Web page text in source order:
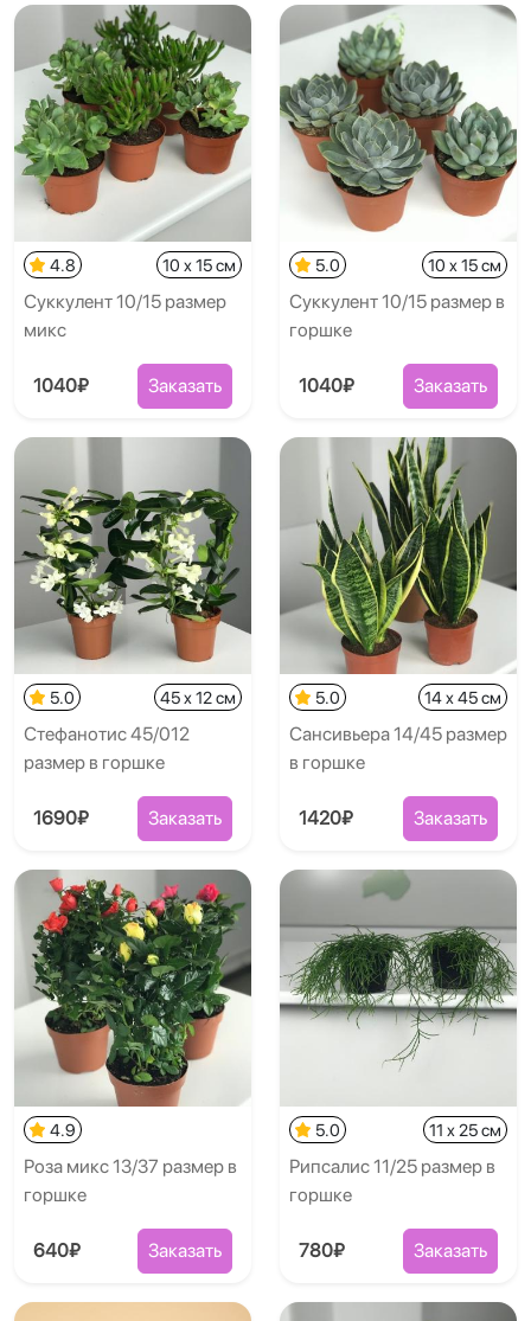
4.8 10 x 15 см
Суккулент 10/15 размер
микс
1040₽ Заказать
5.0 10 x 15 см
Суккулент 10/15 размер в
горшке
1040₽ Заказать
5.0 45 x 12 см
Стефанотис 45/012
размер в горшке
1690₽ Заказать
5.0 14 x 45 см
Сансивьера 14/45 размер
в горшке
1420₽ Заказать
4.9
Роза микс 13/37 размер в
горшке
640₽ Заказать
5.0 11 x 25 см
Рипсалис 11/25 размер в
горшке
780₽ Заказать